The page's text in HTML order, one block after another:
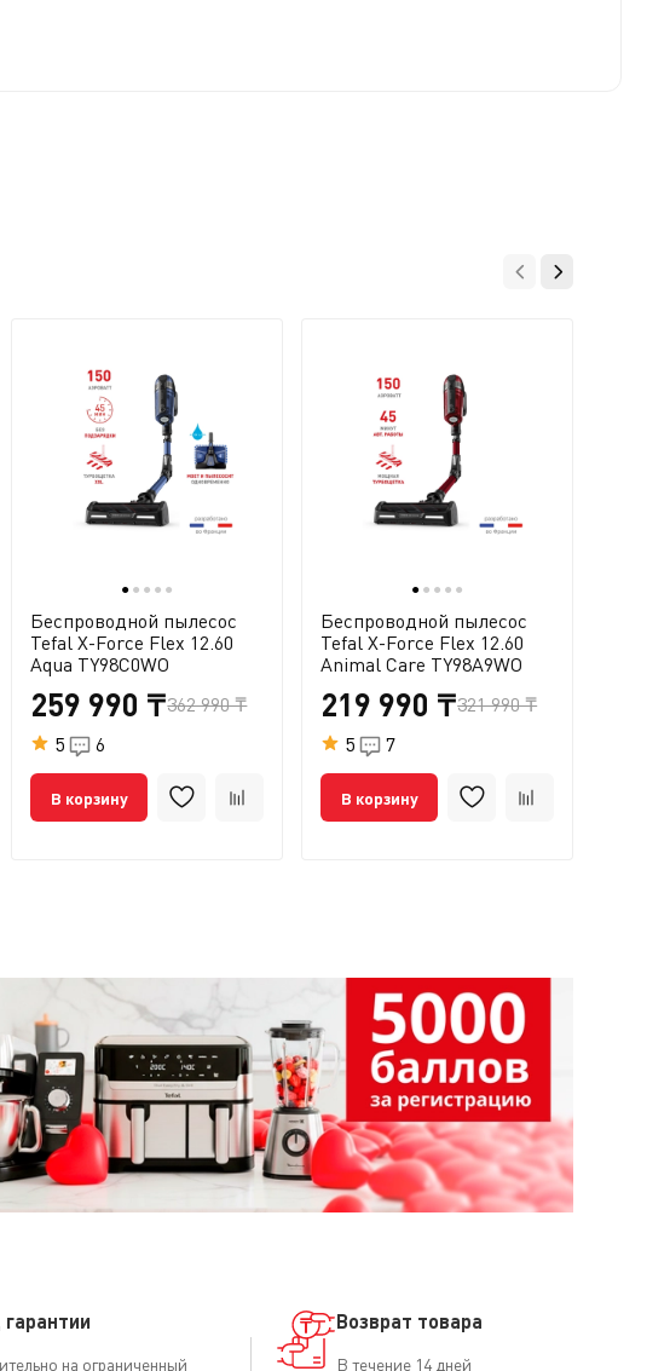
● ● ● ● ●
Беспроводной пылесос
Tefal X-Force Flex 12.60
Aqua TY98C0WO
259 990 ₸362 990 ₸
5
6
В корзину
● ● ● ● ●
Беспроводной пылесос
Tefal X-Force Flex 12.60
Animal Care TY98A9WO
219 990 ₸321 990 ₸
5
7
В корзину
гарантии
на ограниченный
Возврат товара
В течение 14 дней